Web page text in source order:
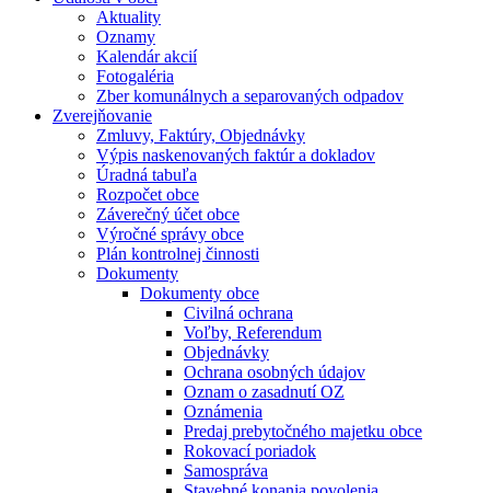
Aktuality
Oznamy
Kalendár akcií
Fotogaléria
Zber komunálnych a separovaných odpadov
Zverejňovanie
Zmluvy, Faktúry, Objednávky
Výpis naskenovaných faktúr a dokladov
Úradná tabuľa
Rozpočet obce
Záverečný účet obce
Výročné správy obce
Plán kontrolnej činnosti
Dokumenty
Dokumenty obce
Civilná ochrana
Voľby, Referendum
Objednávky
Ochrana osobných údajov
Oznam o zasadnutí OZ
Oznámenia
Predaj prebytočného majetku obce
Rokovací poriadok
Samospráva